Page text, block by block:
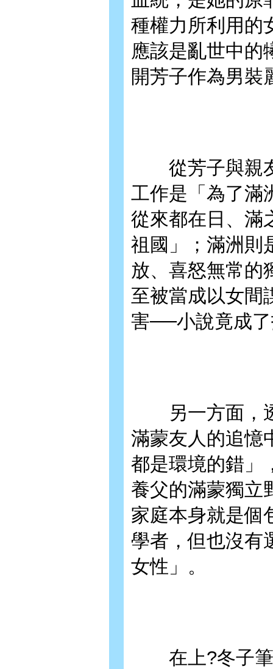
種權力所利用的
應該是亂世中的
開芳子作為男裝
從芳子與親友
工作是「為了滿
從來都在日、滿
祖國」；滿洲則
放、喜怒無常的
至被當成以女間
害──小說竟成
另一方面，透
滿蒙友人的追憶
都是環境的錯」
養父的滿蒙獨立
家庭本身就是個
學者，但也沒有
女性」。
在上?冬子筆